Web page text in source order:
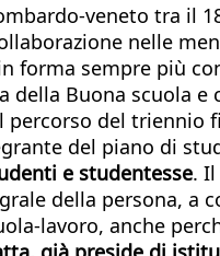
veneto tra il
nelle
sempre più
Buona scuola
del triennio
del piano di
e studentesse.
della persona, a
lavoro, anche